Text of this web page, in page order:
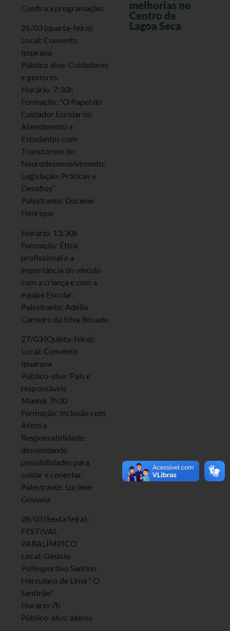
Confira a programação:
26/03 (quarta-feira):
Local: Convento
Ipuarana
Público alvo: Cuidadores
e gestores.
Horário: 7:30h
Formação: “O Papel do
Cuidador Escolar no
Atendimento a
Estudantes com
Transtornos do
Neurodesenvolvimento:
Legislação, Práticas e
Desafios”
Palestrante: Duciene
Henrique
Horário: 13:30h
Formação: Ética
profissional e a
importância do vínculo
com a criança e com a
equipe Escolar.
Palestrante: Adélia
Carneiro da Silva Rosado
27/03 (Quinta-feira):
Local: Convento
Ipuarana
Público-alvo: Pais e
responsáveis
Manhã: 7h30
Formação: Inclusão com
Afeto e
Responsabilidade:
desvendando
possibilidades para
cuidar e conectar.
Palestrante: Luciene
Gouveia
28/03 (Sexta feira):
FESTIVAL
PARALÍMPICO
Local: Ginásio
Poliesportivo Santino
Herculano de Lima “ O
Santinão”
Horário:7h
Público-alvo: alunos
melhorias no
Centro de
Lagoa Seca